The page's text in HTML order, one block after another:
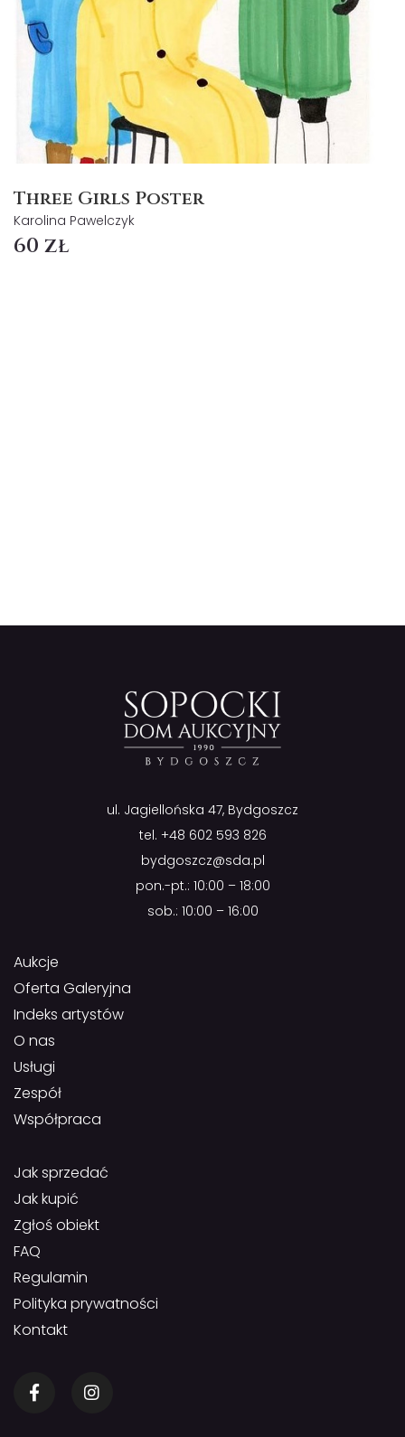
Three Girls Poster
Karolina Pawelczyk
60 zł
ul. Jagiellońska 47, Bydgoszcz
tel. +48 602 593 826
bydgoszcz@sda.pl
pon.-pt.: 10:00 – 18:00
sob.: 10:00 – 16:00
Aukcje
Oferta Galeryjna
Indeks artystów
O nas
Usługi
Zespół
Współpraca
Jak sprzedać
Jak kupić
Zgłoś obiekt
FAQ
Regulamin
Polityka prywatności
Kontakt